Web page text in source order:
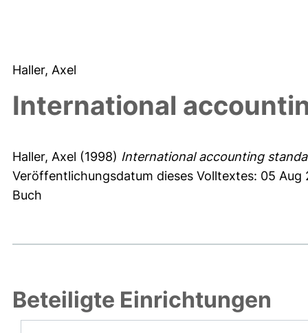
Haller, Axel
International
Haller, Axel (1998) International accounting
Veröffentlichungsdatum dieses Volltextes: 05 Aug
Buch
Beteiligte Einrichtungen